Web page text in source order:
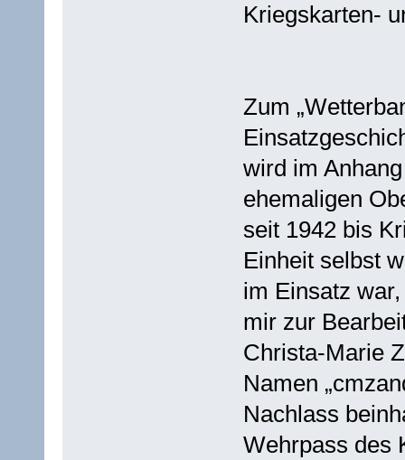
Kriegskarten-
Zum
wird im
ehemaligen
seit 1942 bis
Einheit selbst
im Einsatz
mir zur
Christa-Marie
Namen
Nachlass
Wehrpass des